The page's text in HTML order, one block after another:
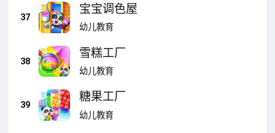
37
宝宝调色屋
幼儿教育
38
雪糕工厂
幼儿教育
39
糖果工厂
幼儿教育